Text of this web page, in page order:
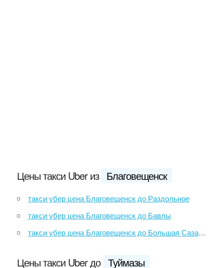
Цены такси Uber из Благовещенск
такси убер цена Благовещенск до Раздольное
такси убер цена Благовещенск до Бавлы
такси убер цена Благовещенск до Большая Сазанка
Цены такси Uber до Туймазы